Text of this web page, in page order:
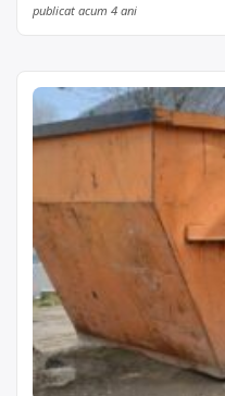
publicat acum 4 ani